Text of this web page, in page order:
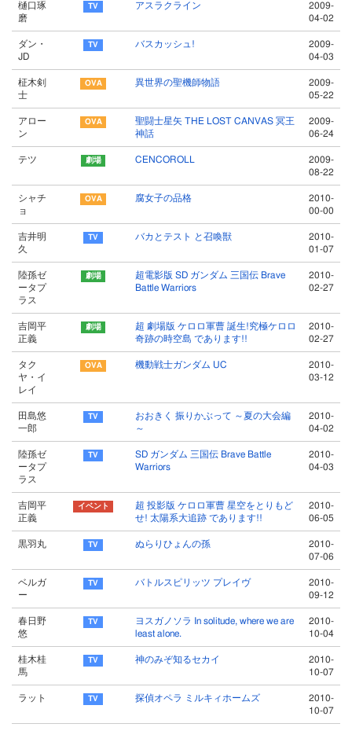
樋口琢
磨
アスラクライン
2009-
04-02
ダン・
JD
バスカッシュ!
2009-
04-03
柾木剣
士
異世界の聖機師物語
2009-
05-22
アロー
ン
聖闘士星矢 THE LOST CANVAS 冥王
神話
2009-
06-24
テツ CENCOROLL
2009-
08-22
シャチ
ョ
腐女子の品格
2010-
00-00
吉井明
久
バカとテスト と召喚獣
2010-
01-07
陸孫ゼ
ータプ
ラス
超電影版 SD ガンダム 三国伝 Brave
Battle Warriors
2010-
02-27
吉岡平
正義
超 劇場版 ケロロ軍曹 誕生!究極ケロロ
奇跡の時空島 であります!!
2010-
02-27
タク
ヤ・イ
レイ
機動戦士ガンダム UC
2010-
03-12
田島悠
一郎
おおきく 振りかぶって ～夏の大会編
～
2010-
04-02
陸孫ゼ
ータプ
ラス
SD ガンダム 三国伝 Brave Battle
Warriors
2010-
04-03
吉岡平
正義
超 投影版 ケロロ軍曹 星空をとりもど
せ! 太陽系大追跡 であります!!
2010-
06-05
黒羽丸 ぬらりひょんの孫
2010-
07-06
ベルガ
ー
バトルスピリッツ プレイヴ
2010-
09-12
春日野
悠
ヨスガノソラ In solitude, where we are
least alone.
2010-
10-04
桂木桂
馬
神のみぞ知るセカイ
2010-
10-07
ラット 探偵オペラ ミルキィホームズ
2010-
10-07